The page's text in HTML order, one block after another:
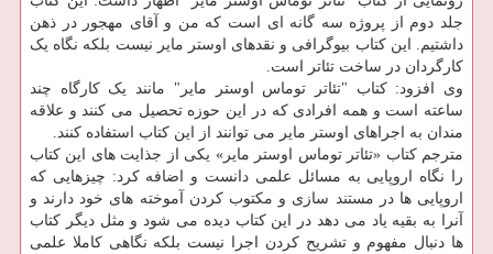
جلد دوم از پروژه سه گانه ای است که من و آقای مهجور در ذهن
داشتیم. این کتاب بیوگرافی و نقدهای اوستر مایر نیست بلکه نگاه یک
کارگردان در ساخت تئاتر است.
وی افزود: کتاب "تئاتر توماس اوستر مایر" مانند یک کارگاه چند
ساعته است و همه افرادی که در این حوزه تحصیل می کنند و علاقه
مندان به اجراهای اوستر مایر می توانند از این کتاب استفاده کنند.
مترجم کتاب «تئاتر توماس اوستر مایر» یکی از جذایت های این کتاب
را نگاه اروپایی به مسائل علمی دانست و اضافه کرد: چیزهایی که
اروپایی ها در مستند سازی و مکتوب کردن آموخته های خود دارند و
آنرا به بقیه یاد می دهد در این کتاب دیده می شود و مثل دیگر کتاب
ها دنبال مفهوم و تشریح کردن اجرا نیست بلکه نگاهی کاملا علمی